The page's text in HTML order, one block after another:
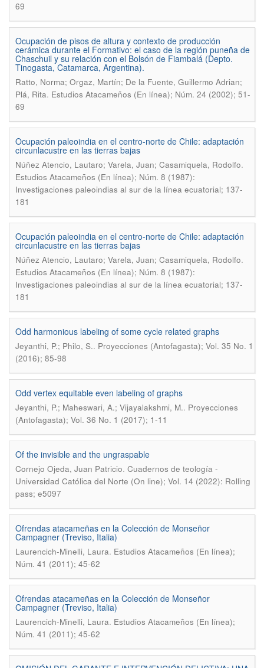
69
Ocupación de pisos de altura y contexto de producción
cerámica durante el Formativo: el caso de la región puneña de
Chaschuil y su relación con el Bolsón de Fiambalá (Depto.
Tinogasta, Catamarca, Argentina).
Ratto, Norma; Orgaz, Martín; De la Fuente, Guillermo Adrian;
Plá, Rita. Estudios Atacameños (En línea); Núm. 24 (2002); 51-
69
Ocupación paleoindia en el centro-norte de Chile: adaptación
circunlacustre en las tierras bajas
Núñez Atencio, Lautaro; Varela, Juan; Casamiquela, Rodolfo.
Estudios Atacameños (En línea); Núm. 8 (1987):
Investigaciones paleoindias al sur de la línea ecuatorial; 137-
181
Ocupación paleoindia en el centro-norte de Chile: adaptación
circunlacustre en las tierras bajas
Núñez Atencio, Lautaro; Varela, Juan; Casamiquela, Rodolfo.
Estudios Atacameños (En línea); Núm. 8 (1987):
Investigaciones paleoindias al sur de la línea ecuatorial; 137-
181
Odd harmonious labeling of some cycle related graphs
Jeyanthi, P.; Philo, S.. Proyecciones (Antofagasta); Vol. 35 No. 1
(2016); 85-98
Odd vertex equitable even labeling of graphs
Jeyanthi, P.; Maheswari, A.; Vijayalakshmi, M.. Proyecciones
(Antofagasta); Vol. 36 No. 1 (2017); 1-11
Of the invisible and the ungraspable
Cornejo Ojeda, Juan Patricio. Cuadernos de teología -
Universidad Católica del Norte (On line); Vol. 14 (2022): Rolling
pass; e5097
Ofrendas atacameñas en la Colección de Monseñor
Campagner (Treviso, Italia)
Laurencich-Minelli, Laura. Estudios Atacameños (En línea);
Núm. 41 (2011); 45-62
Ofrendas atacameñas en la Colección de Monseñor
Campagner (Treviso, Italia)
Laurencich-Minelli, Laura. Estudios Atacameños (En línea);
Núm. 41 (2011); 45-62